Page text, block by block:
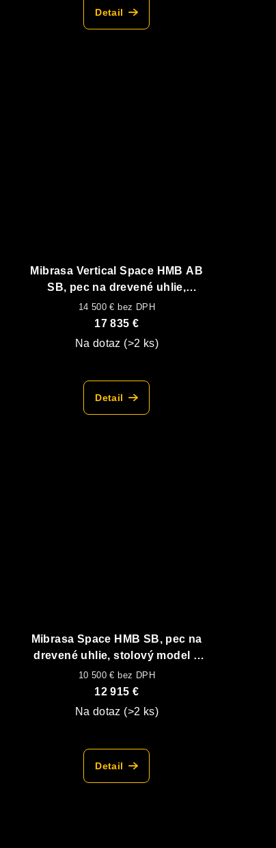
Detail
Mibrasa Vertical Space HMB AB
SB, pec na drevené uhlie,
spodná vyhrievaná skrinka a
vrchný ohrevný rošt
14 500 € bez DPH
17 835 €
Na dotaz (>2 ks)
Detail
Mibrasa Space HMB SB, pec na
drevené uhlie, stolový model s
ohrevným roštom
10 500 € bez DPH
12 915 €
Na dotaz (>2 ks)
Detail